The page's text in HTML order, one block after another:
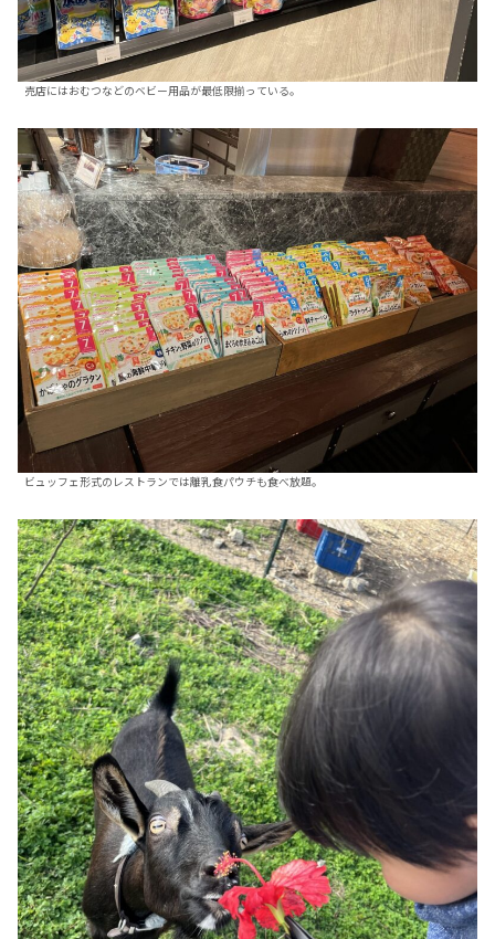
売店にはおむつなどのベビー用品が最低限揃っている。
ビュッフェ形式のレストランでは離乳食パウチも食べ放題。